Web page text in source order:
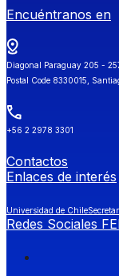
Encuéntranos en
Diagonal Paraguay 205 -
Postal Code 8330015,
+56 2 2978 3301
Contactos
Enlaces de interés
Universidad de Chile
Redes Sociales